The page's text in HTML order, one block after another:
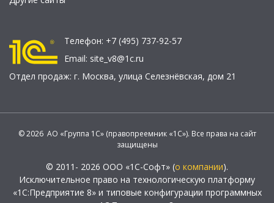
Телефон: +7 (495) 737-92-57
Email: site_v8@1c.ru
Отдел продаж: г. Москва, улица Селезнёвская, дом 21
© 2026 АО «Группа 1С» (правопреемник «1С»). Все права на сайт
защищены
© 2011- 2026 ООО «1С-Софт» (о компании).
Исключительное право на технологическую платформу
«1С:Предприятие 8» и типовые конфигурации программных